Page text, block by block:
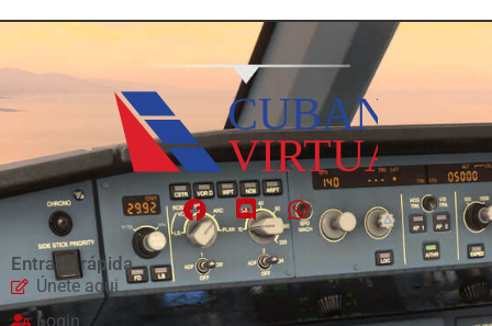
Entrada rápida
Únete aqui
Login